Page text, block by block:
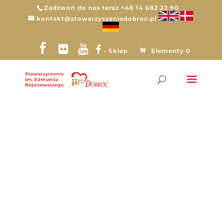
Zadzwoń do nas teraz +48 14 682 22 90
kontakt@stowarzyszeniedobroc.pl
- Sklep Elementy 0